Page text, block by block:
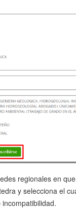
regionales en
y selecciona el